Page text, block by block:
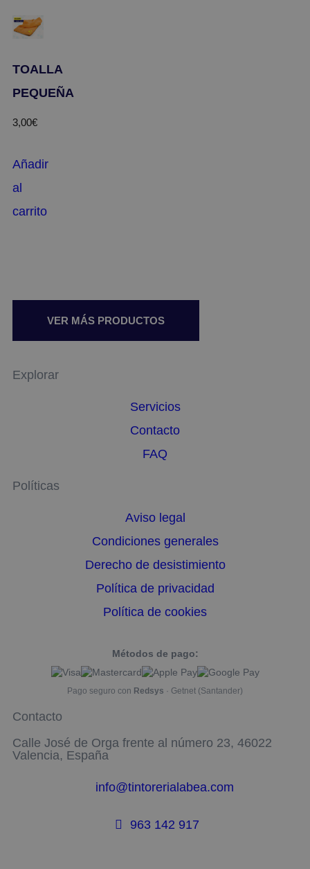
TOALLA
PEQUEÑA
3,00€
Añadir
al
carrito
VER MÁS PRODUCTOS
Explorar
Servicios
Contacto
FAQ
Políticas
Aviso legal
Condiciones generales
Derecho de desistimiento
Política de privacidad
Política de cookies
Métodos de pago:
Pago seguro con Redsys · Getnet (Santander)
Contacto
Calle José de Orga frente al número 23, 46022
Valencia, España
info@tintorerialabea.com
963 142 917